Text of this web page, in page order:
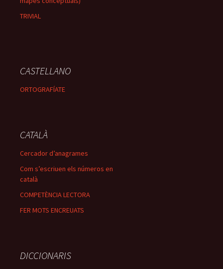
TRIVIAL
CASTELLANO
ORTOGRAFÍATE
CATALÀ
Cercador d’anagrames
Com s’escriuen els números en
català
COMPETÈNCIA LECTORA
FER MOTS ENCREUATS
DICCIONARIS